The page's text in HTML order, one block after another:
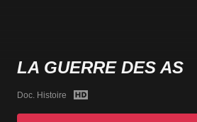
LA GUERRE DES AS
Doc. Histoire